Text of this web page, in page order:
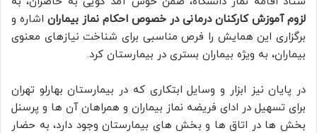
لزوم آموزش کارکنان درمانی در خصوص احکام نماز بیماران اشاره و
برگزاری این همایش را فرص مناسبی برای شناخت نیازهای معنوی
بیماران، به ویژه بیماران بستری در بیمارستان کرد.
در پایان نیز ابزار و وسایل ابتکاری که در بیمارستان بهارلو تهران
برای تسهیل در ادای فریضه نماز بیماران و همراهان آن ها و پرسنل
بخش ها در اتاق ها و بخش های بیمارستان وجود دارد، به حضار